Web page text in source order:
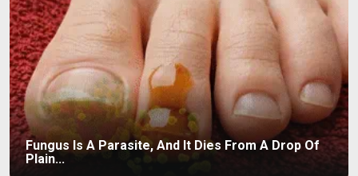
Fungus Is A Parasite, And It Dies From A Drop Of
Plain...